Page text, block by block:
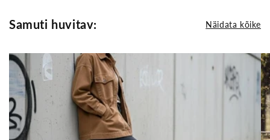
Samuti huvitav: Näidata kõike